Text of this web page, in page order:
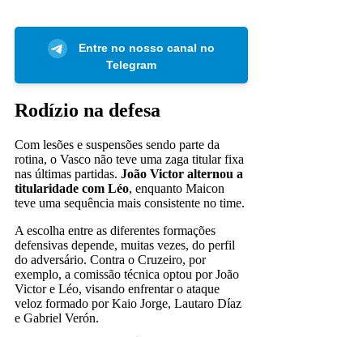
Entre no nosso canal no
Telegram
Rodízio na defesa
Com lesões e suspensões sendo parte da
rotina, o Vasco não teve uma zaga titular fixa
nas últimas partidas. João Victor alternou a
titularidade com Léo, enquanto Maicon
teve uma sequência mais consistente no time.
A escolha entre as diferentes formações
defensivas depende, muitas vezes, do perfil
do adversário. Contra o Cruzeiro, por
exemplo, a comissão técnica optou por João
Victor e Léo, visando enfrentar o ataque
veloz formado por Kaio Jorge, Lautaro Díaz
e Gabriel Verón.